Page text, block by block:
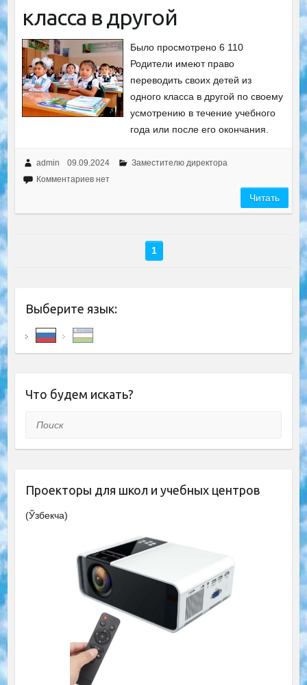
класса в другой
Было просмотрено 6 110
Родители имеют право
переводить своих детей из
одного класса в другой по своему
усмотрению в течение учебного
года или после его окончания.
admin 09.09.2024
Заместителю директора
Комментариев нет
Читать
1
Выберите язык:
Что будем искать?
Поиск
Проекторы для школ и учебных центров
(Ўзбекча)